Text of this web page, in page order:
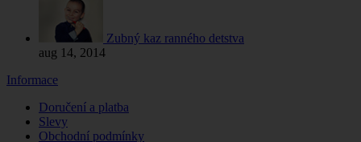
Zubný kaz ranného detstva
aug 14, 2014
Informace
Doručení a platba
Slevy
Obchodní podmínky